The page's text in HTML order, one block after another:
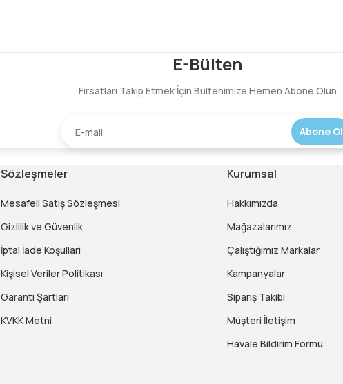
Yorum Yaz
E-Bülten
Fırsatları Takip Etmek İçin Bültenimize Hemen Abone Olun
Abone Ol
Sözleşmeler
Mesafeli Satış Sözleşmesi
Gizlilik ve Güvenlik
İptal İade Koşullari
Kişisel Veriler Politikası
Garanti Şartları
KVKK Metni
Kurumsal
Hakkımızda
Mağazalarımız
Çalıştığımız Markalar
Kampanyalar
Sipariş Takibi
Müşteri İletişim
Havale Bildirim Formu